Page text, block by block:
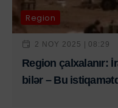
Region
2 NOY 2025 | 08:29
Region çalxalanır:
bilər – Bu